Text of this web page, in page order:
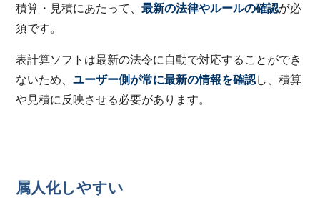
積算・見積にあたって、最新の法律やルールの確認が必
須です。
表計算ソフトは最新の法令に自動で対応することができ
ないため、ユーザー側が常に最新の情報を確認し、積算
や見積に反映させる必要があります。
属人化しやすい